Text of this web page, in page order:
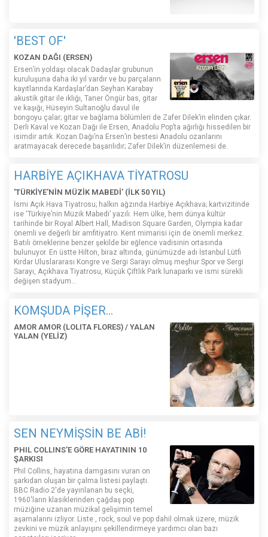
'BEST OF'
KOZAN DAĞI (ERSEN)
Ersen’in yoldaşı olacak Dadaşlar grubunun
kuruluşuna daha iki yıl vardır ve bu parçaların
kayıtlarında Kardaşlar’dan Seyhan Karabay
akustik gitar ile ıklığı, Taner Öngür bas, gitar
ve kaşığı, Hüseyin Sultanoğlu davul ile
bongoyu çalar; gitar ve bağlama bölümleri de Zafer Dilek’in elinden çıkar.
Derli Kaval ve Kozan Dağı ile Ersen, Anadolu Pop’ta ağırlığı hissedilen bir
isimdir artık. Kozan Dağı’na Ersen’in bestesi Anadolu ozanlarını
aratmayacak derecede başarılıdır; Zafer Dilek’in düzenlemesi de.
HARBİYE AÇIKHAVA TİYATROSU
'TÜRKİYE'NİN MÜZİK MABEDİ' (İLK 50 YIL)
İsmi Açık Hava Tiyatrosu; halkın ağzında Harbiye Açıkhava; kartvizitinde
ise ‘Türkiye’nin Müzik Mabedi’ yazılı. Hem ülke, hem dünya kültür
tarihinde bir Royal Albert Hall, Madison Square Garden, Olympia kadar
önemli ve değerli bir amfitiyatro. Kent mimarisi için de önemli merkez.
Batılı örneklerine benzer şekilde bir eğlence vadisinin ortasında
bulunuyor. En üstte Hilton, biraz altında, günümüzde adı İstanbul Lütfi
Kırdar Uluslararası Kongre ve Sergi Sarayı olmuş meşhur Spor ve Sergi
Sarayı, Açıkhava Tiyatrosu, Küçük Çiftlik Park lunaparkı ve ismi sürekli
değişen stadyum…
KOMŞUDA PİŞER...
AMOR AMOR (LOLITA FLORES) / YALAN
YALAN (YELİZ)
SEN NEYMİŞSİN BE ABİ!
PHIL COLLINS'E GÖRE HAYATININ 10
ŞARKISI
Phil Collins, hayatına damgasını vuran on
şarkıdan oluşan bir çalma listesi paylaştı.
BBC Radio 2'de yayınlanan bu seçki,
1960'ların klasiklerinden çağdaş pop
müziğine uzanan müzikal gelişimin temel
aşamalarını izliyor. Liste , rock, soul ve pop dahil olmak üzere, müzik
zevkini ve müzik anlayışını şekillendirmeye yardımcı olan bazı